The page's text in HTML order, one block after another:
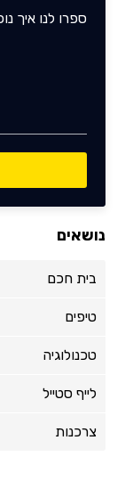
נושאים
בית חכם
טיפים
טכנולוגיה
לייף סטייל
צרכנות